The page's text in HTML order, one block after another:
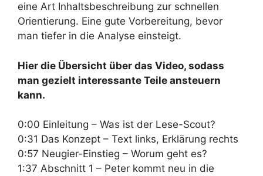
eine Art Inhaltsbeschreibung zur schnellen
Orientierung. Eine gute Vorbereitung, bevor
man tiefer in die Analyse einsteigt.
Hier die Übersicht über das Video, sodass
man gezielt interessante Teile ansteuern
kann.
0:00 Einleitung – Was ist der Lese-Scout?
0:31 Das Konzept – Text links, Erklärung rechts
0:57 Neugier-Einstieg – Worum geht es?
1:37 Abschnitt 1 – Peter kommt neu in die